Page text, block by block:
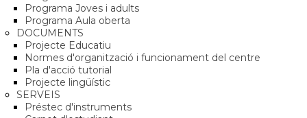
Programa Joves i adults
Programa Aula oberta
DOCUMENTS
Projecte Educatiu
Normes d'organització i funcionament del centre
Pla d'acció tutorial
Projecte lingüístic
SERVEIS
Préstec d'instruments